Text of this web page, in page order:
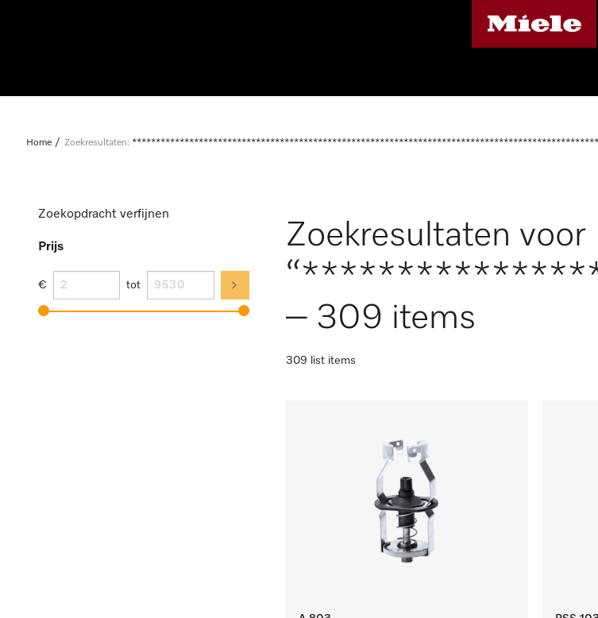
Home Zoekresultaten:
Zoekopdracht verfijnen
Prijs
€ tot
Zoekresultaten voor
– 309 items
309 list items